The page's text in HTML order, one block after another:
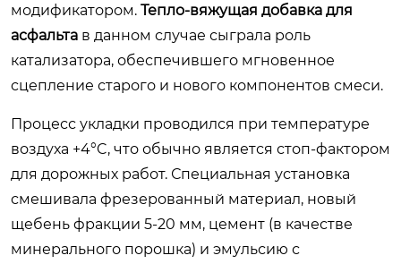
модификатором. Тепло-вяжущая добавка для
асфальта в данном случае сыграла роль
катализатора, обеспечившего мгновенное
сцепление старого и нового компонентов смеси.
Процесс укладки проводился при температуре
воздуха +4°C, что обычно является стоп-фактором
для дорожных работ. Специальная установка
смешивала фрезерованный материал, новый
щебень фракции 5-20 мм, цемент (в качестве
минерального порошка) и эмульсию с